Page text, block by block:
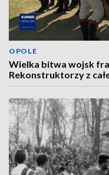
OPOLE
Wielka bitwa wojsk
Rekonstruktorzy z